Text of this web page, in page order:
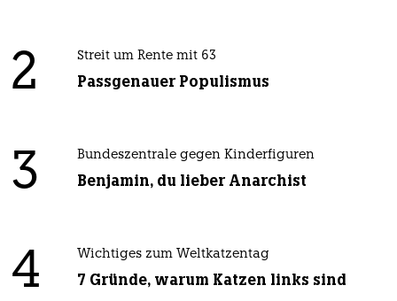
2 Streit um Rente mit 63
Passgenauer Populismus
3 Bundeszentrale gegen Kinderfiguren
Benjamin, du lieber Anarchist
4 Wichtiges zum Weltkatzentag
7 Gründe, warum Katzen links sind